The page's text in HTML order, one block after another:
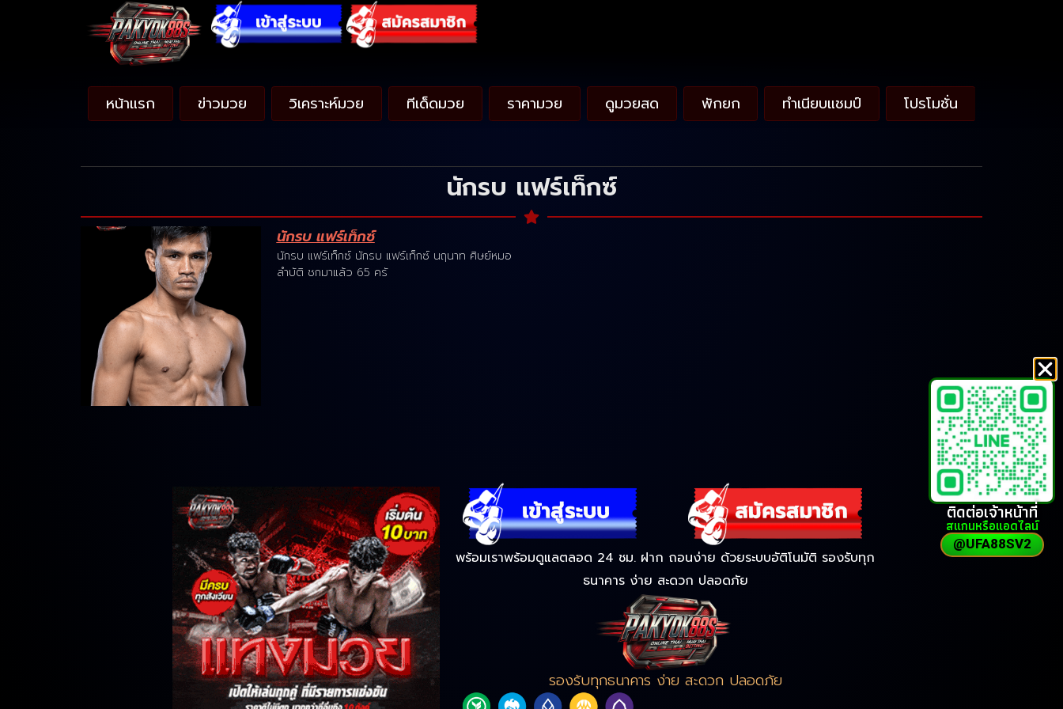
หน้าแรก ข่าวมวย วิเคราะห์มวย ทีเด็ดมวย ราคามวย ดูมวยสด พักยก ทำเนียบแชมป์ โปรโมชั่น
นักรบ แฟร์เท็กซ์
นักรบ แฟร์เท็กซ์
นักรบ แฟร์เท็กซ์ นักรบ แฟร์เท็กซ์ นฤนาท ศิษย์หมอ
ลำบัติ ชกมาแล้ว 65 ครั
พร้อมเราพร้อมดูแลตลอด 24 ชม. ฝาก ถอนง่าย ด้วยระบบอัติโนมัติ รองรับทุก
ธนาคาร ง่าย สะดวก ปลอดภัย
รองรับทุกธนาคาร ง่าย สะดวก ปลอดภัย
ติดต่อเจ้าหน้าที่
สแกนหรือแอดไลน์
@UFA88SV2